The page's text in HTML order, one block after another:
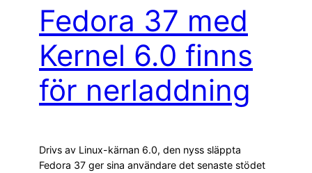
Fedora 37 med
Kernel 6.0 finns
för nerladdning
Drivs av Linux-kärnan 6.0, den nyss släppta
Fedora 37 ger sina användare det senaste stödet